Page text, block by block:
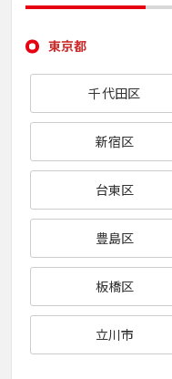
東京都
千代田区
新宿区
台東区
豊島区
板橋区
立川市